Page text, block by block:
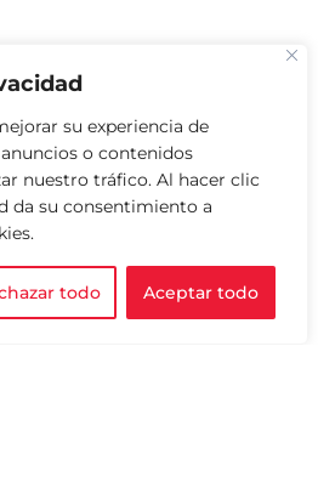
su experiencia de
o contenidos
nuestro tráfico. Al hacer clic
da su consentimiento a
todo Aceptar todo